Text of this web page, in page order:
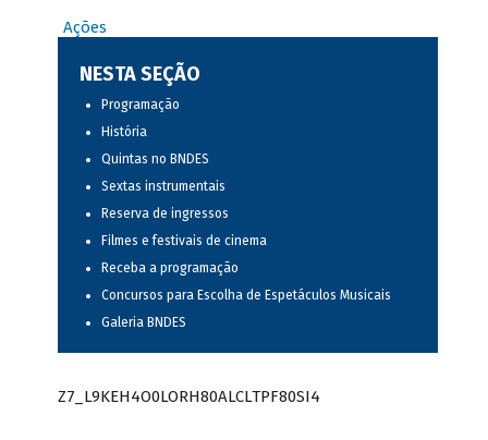
Ações
NESTA SEÇÃO
Programação
História
Quintas no BNDES
Sextas instrumentais
Reserva de ingressos
Filmes e festivais de cinema
Receba a programação
Concursos para Escolha de Espetáculos Musicais
Galeria BNDES
Z7_L9KEH4O0LORH80ALCLTPF80SI4